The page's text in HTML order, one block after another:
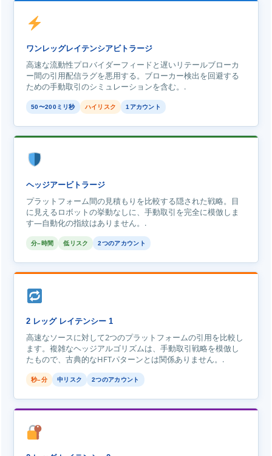
ワンレッグレイテンシアビトラージ
高速な流動性プロバイダーフィードと遅いリテールブローカ
ー間の引用配信ラグを悪用する。ブローカー検出を回避する
ための手動取引のシミュレーションを含む。.
50〜200ミリ秒 ハイリスク 1アカウント
ヘッジアービトラージ
プラットフォーム間の見積もりを比較する隠された戦略。目
に見えるロボットの挙動なしに、手動取引を完全に模倣しま
す—自動化の指紋はありません。.
分–時間 低リスク 2つのアカウント
2 レッグ レイテンシー 1
高速なソースに対して2つのプラットフォームの引用を比較し
ます。複雑なヘッジアルゴリズムは、手動取引戦略を模倣し
たもので、古典的なHFTパターンとは関係ありません。.
秒–分 中リスク 2つのアカウント